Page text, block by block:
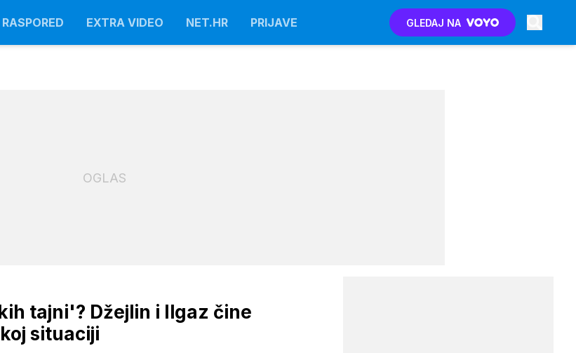
EXTRA VIDEO NET.HR PRIJAVE GLEDAJ NA
OGLAS
tajni'? Džejlin i Ilgaz čine
situaciji